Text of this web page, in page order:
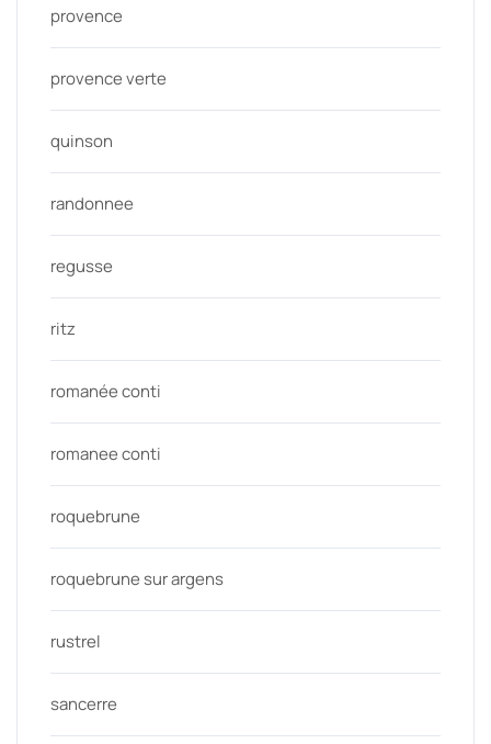
provence
provence verte
quinson
randonnee
regusse
ritz
romanée conti
romanee conti
roquebrune
roquebrune sur argens
rustrel
sancerre